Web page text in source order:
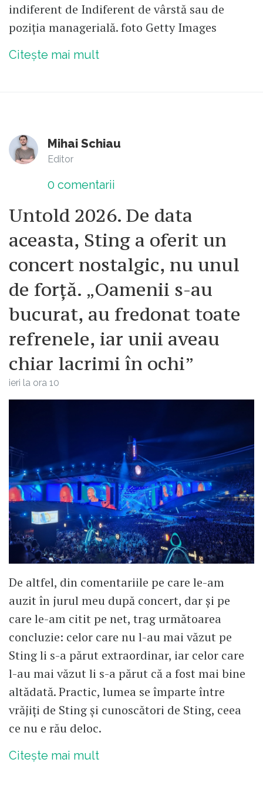
indiferent de Indiferent de vârstă sau de
poziția managerială. foto Getty Images
Citește mai mult
Mihai Schiau
Editor
0 comentarii
Untold 2026. De data
aceasta, Sting a oferit un
concert nostalgic, nu unul
de forță. „Oamenii s-au
bucurat, au fredonat toate
refrenele, iar unii aveau
chiar lacrimi în ochi”
ieri la ora 10
De altfel, din comentariile pe care le-am
auzit în jurul meu după concert, dar și pe
care le-am citit pe net, trag următoarea
concluzie: celor care nu l-au mai văzut pe
Sting li s-a părut extraordinar, iar celor care
l-au mai văzut li s-a părut că a fost mai bine
altădată. Practic, lumea se împarte între
vrăjiți de Sting și cunoscători de Sting, ceea
ce nu e rău deloc.
Citește mai mult